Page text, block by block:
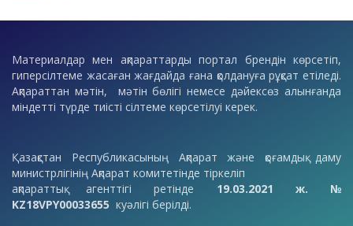
Материалдар мен ақпараттарды портал брендін көрсетіп,
гиперсілтеме жасаған жағдайда ғана қолдануға рұқсат етіледі.
Ақпараттан мәтін, мәтін бөлігі немесе дәйексөз алынғанда
міндетті түрде тиісті сілтеме көрсетілуі керек.
Қазақстан Республикасының Ақпарат және қоғамдық даму
министрлігінің Ақпарат комитетінде тіркеліп
ақпараттық агенттігі ретінде 19.03.2021 ж. №
KZ18VPY00033655 куәлігі берілді.